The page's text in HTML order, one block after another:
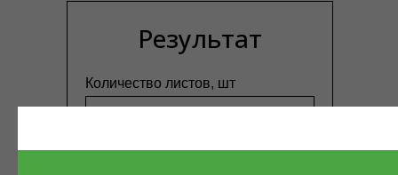
Результат
Количество листов, шт